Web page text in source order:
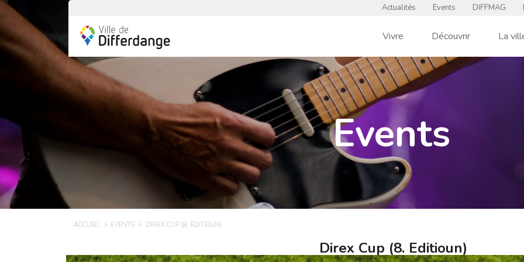
Actualités Events DIFFMAG
Vivre Découvrir La
Events
ACCUEIL EVENTS DIREX CUP (8. EDITIOUN)
Direx Cup (8. Editioun)